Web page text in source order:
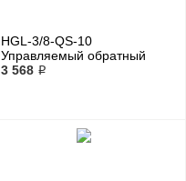
HGL-3/8-QS-10
Управляемый обратный
клапан
3 568 ₽